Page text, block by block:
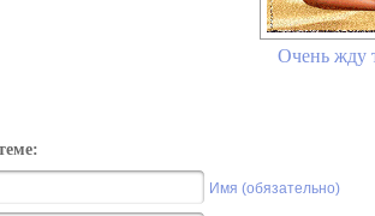
Очень жду
Имя (обязательно)